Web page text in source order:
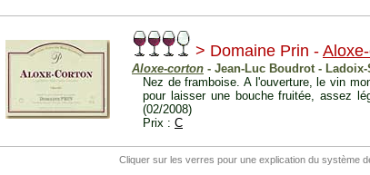
> Domaine Prin -
Aloxe-corton - Jean-Luc Boudrot -
Nez de framboise. A l'ouverture, le vin
pour laisser une bouche fruitée, assez
(02/2008)
Prix : C
Cliquer sur les verres pour une explication du système